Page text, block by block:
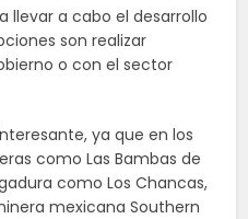
llevar a cabo el desarrollo
son realizar
o con el sector
ya que en los
como Las Bambas de
como Los Chancas,
mexicana Southern